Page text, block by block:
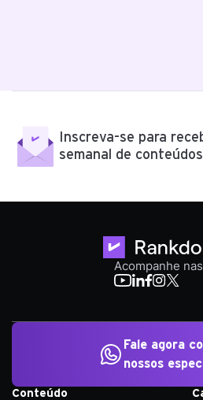
Inscreva-se para
semanal de
Acompanhe
Conteúdo
Fale agora
nossos